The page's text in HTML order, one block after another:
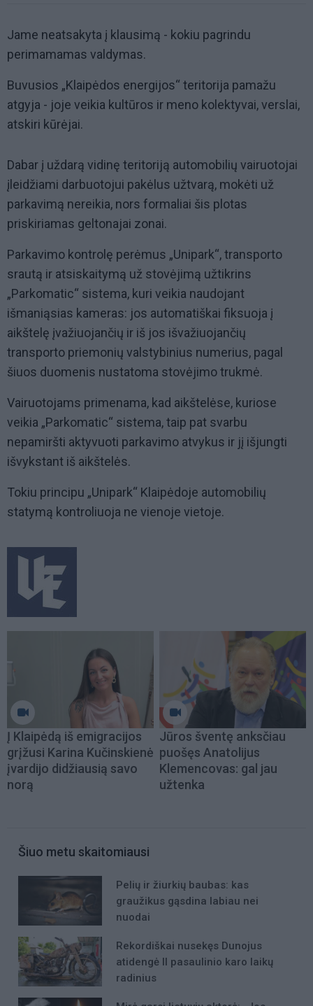
Jame neatsakyta į klausimą - kokiu pagrindu
perimamamas valdymas.
Buvusios „Klaipėdos energijos“ teritorija pamažu
atgyja - joje veikia kultūros ir meno kolektyvai, verslai,
atskiri kūrėjai.
Dabar į uždarą vidinę teritoriją automobilių vairuotojai
įleidžiami darbuotojui pakėlus užtvarą, mokėti už
parkavimą nereikia, nors formaliai šis plotas
priskiriamas geltonajai zonai.
Parkavimo kontrolę perėmus „Unipark“, transporto
srautą ir atsiskaitymą už stovėjimą užtikrins
„Parkomatic“ sistema, kuri veikia naudojant
išmaniąsias kameras: jos automatiškai fiksuoja į
aikštelę įvažiuojančių ir iš jos išvažiuojančių
transporto priemonių valstybinius numerius, pagal
šiuos duomenis nustatoma stovėjimo trukmė.
Vairuotojams primenama, kad aikštelėse, kuriose
veikia „Parkomatic“ sistema, taip pat svarbu
nepamiršti aktyvuoti parkavimo atvykus ir jį išjungti
išvykstant iš aikštelės.
Tokiu principu „Unipark“ Klaipėdoje automobilių
statymą kontroliuoja ne vienoje vietoje.
Į Klaipėdą iš emigracijos
grįžusi Karina Kučinskienė
įvardijo didžiausią savo
norą
Jūros šventę anksčiau
puošęs Anatolijus
Klemencovas: gal jau
užtenka
Šiuo metu skaitomiausi
Pelių ir žiurkių baubas: kas
graužikus gąsdina labiau nei
nuodai
Rekordiškai nusekęs Dunojus
atidengė II pasaulinio karo laikų
radinius